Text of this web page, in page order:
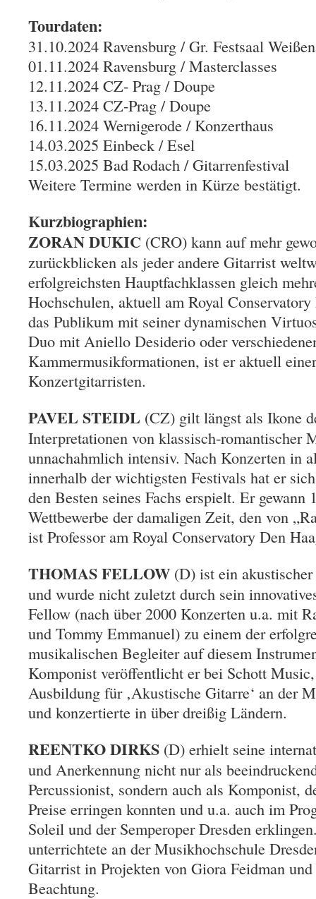
Tourdaten:
31.10.2024 Ravensburg / Gr. Festsaal
01.11.2024 Ravensburg / Masterclasses
12.11.2024 CZ- Prag / Doupe
13.11.2024 CZ-Prag / Doupe
16.11.2024 Wernigerode / Konzerthaus
14.03.2025 Einbeck / Esel
15.03.2025 Bad Rodach / Gitarrenfestival
Weitere Termine werden in Kürze bestätigt.
Kurzbiographien:
ZORAN DUKIC (CRO) kann auf mehr
zurückblicken als jeder andere Gitarrist
erfolgreichsten Hauptfachklassen gleich
Hochschulen, aktuell am Royal
das Publikum mit seiner dynamischen
Duo mit Aniello Desiderio oder
Kammermusikformationen, ist er aktuell
Konzertgitarristen.
PAVEL STEIDL (CZ) gilt längst als Ikone
Interpretationen von klassisch-romantischer
unnachahmlich intensiv. Nach Konzerten in
innerhalb der wichtigsten Festivals hat er
den Besten seines Fachs erspielt. Er
Wettbewerbe der damaligen Zeit, den von
ist Professor am Royal Conservatory Den
THOMAS FELLOW (D) ist ein
und wurde nicht zuletzt durch sein
Fellow (nach über 2000 Konzerten u.a. mit
und Tommy Emmanuel) zu einem der
musikalischen Begleiter auf diesem
Komponist veröffentlicht er bei Schott
Ausbildung für ‚Akustische Gitarre‘ an der
und konzertierte in über dreißig Ländern.
REENTKO DIRKS (D) erhielt seine
und Anerkennung nicht nur als
Percussionist, sondern auch als Komponist,
Preise erringen konnten und u.a. auch im
Soleil und der Semperoper Dresden
unterrichtete an der Musikhochschule
Gitarrist in Projekten von Giora Feidman
Beachtung.